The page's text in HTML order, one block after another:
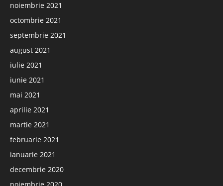
noiembrie 2021
octombrie 2021
septembrie 2021
august 2021
iulie 2021
iunie 2021
mai 2021
aprilie 2021
martie 2021
februarie 2021
ianuarie 2021
decembrie 2020